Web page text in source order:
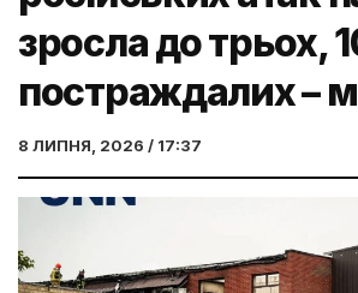
зросла до трьох,
постраждалих –
8 ЛИПНЯ, 2026 / 17:37